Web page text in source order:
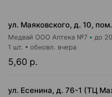
Медвай ООО Аптека №7 до
5,60 р.
1 шт. обновл. вчера